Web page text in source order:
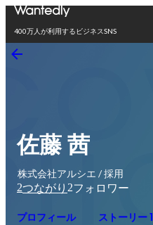
400万人が利用するビジネスSNS
佐藤 茜
株式会社アルシエ / 採用
2つながり 2フォロワー
プロフィール ストーリー 1